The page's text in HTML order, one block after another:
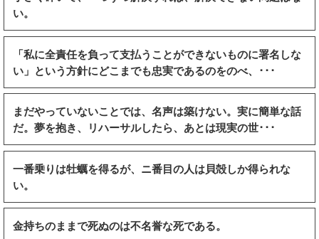
い。
「私に全責任を負って支払うことができないものに署名しな
い」という方針にどこまでも忠実であるのをのべ、･･･
まだやっていないことでは、名声は築けない。実に簡単な話
だ。夢を抱き、リハーサルしたら、あとは現実の世･･･
一番乗りは牡蠣を得るが、ニ番目の人は貝殻しか得られな
い。
金持ちのままで死ぬのは不名誉な死である。